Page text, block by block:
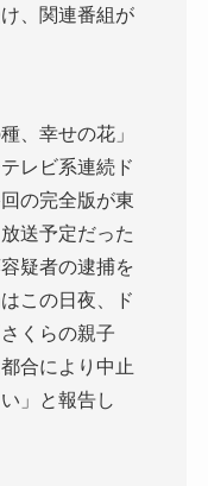
、関連番組が
、幸せの花」
レビ系連続ド
の完全版が東
送予定だった
疑者の逮捕を
この日夜、ド
くらの親子
合により中止
」と報告し